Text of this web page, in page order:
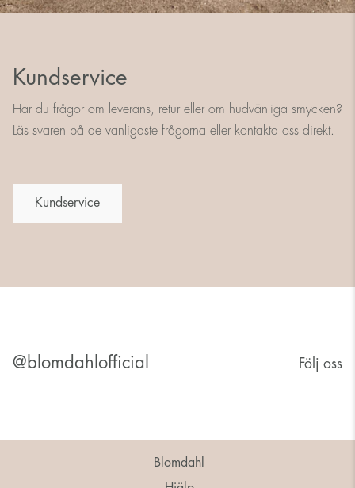
Kundservice
Har du frågor om leverans, retur eller om hudvänliga smycken?
Läs svaren på de vanligaste frågorna eller kontakta oss direkt.
Kundservice
@blomdahlofficial Följ oss
Blomdahl